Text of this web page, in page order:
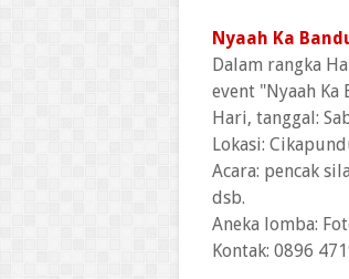
Nyaah Ka
Dalam rangka
event "Nyaah Ka
Hari, tanggal:
Lokasi:
Acara: pencak
dsb.
Aneka lomba:
Kontak: 0896